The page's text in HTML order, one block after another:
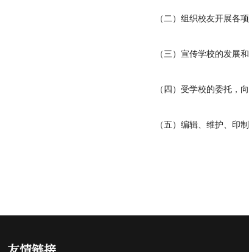
（二）组织校友开展各
（三）宣传学校的发展
（四）受学校的委托，
（五）编辑、维护、印